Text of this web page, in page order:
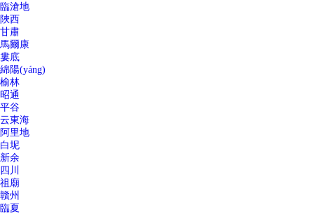
臨滄地
陜西
甘肅
馬爾康
婁底
綿陽(yáng)
榆林
昭通
平谷
云東海
阿里地
白坭
新余
四川
祖廟
贛州
臨夏